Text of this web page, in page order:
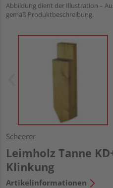
Abbildung dient der Illustration –
gemäß Produktbeschreibung.
Scheerer
Leimholz Tanne
Klinkung
Artikelinformationen